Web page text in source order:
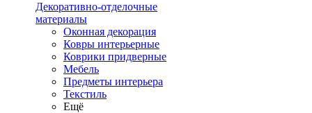
Декоративно-отделочные
материалы
Оконная декорация
Ковры интерьерные
Коврики придверные
Мебель
Предметы интерьера
Текстиль
Ещё